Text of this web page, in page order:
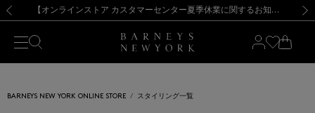
新規登録のお客様も対象！＜MY BARNEYS＞会員のお客様は11,000円（税込）以上のお買上げで常時送料無料！お買い物の際は会員登録を！
【夏季休業に伴う出荷一時停止のお知らせ】(2026.8.7) 【オンラインストア カスタマーセンター夏季休業に関するお知らせ】（2026.8.7）
【夏季休業に伴う返品・交換承り一時停止のお知らせ】（2026.8.5）
熊本県を中心とした地震の影響によるお荷物のお届けについて
【開催中】SUMMER SALEのご案内・ご注意事項 新規登録のお客様も対象！＜MY BARNEYS＞会員のお客様は11,000円（税込）以上のお買上げで常時送料無料！お買い物の際は会員登録を！
【夏季休業に伴う出荷一時停止のお知らせ】(2026.8.7)
BARNEYS NEW YORK ONLINE STORE スタイリング一覧